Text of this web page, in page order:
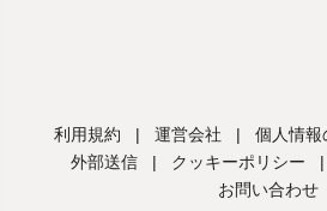
利用規約 | 運営会社 | 個人情報
外部送信
| クッキーポリシー |
お問い合わせ